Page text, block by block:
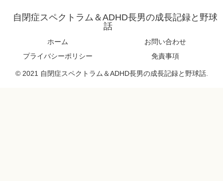
自閉症スペクトラム＆ADHD長男の成長記録と野球
話
ホーム
お問い合わせ
プライバシーポリシー
免責事項
© 2021 自閉症スペクトラム＆ADHD長男の成長記録と野球話.